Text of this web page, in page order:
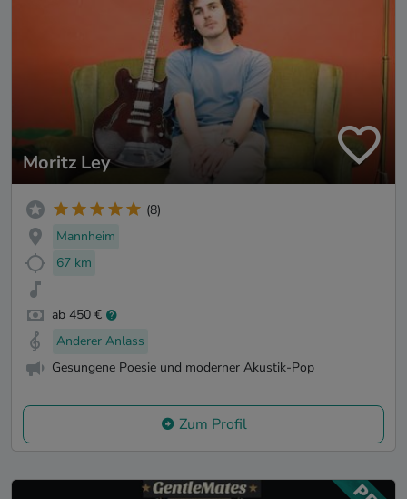
Moritz Ley
(8)
Mannheim
67 km
ab 450 €
Anderer Anlass
Gesungene Poesie und moderner Akustik-Pop
Zum Profil